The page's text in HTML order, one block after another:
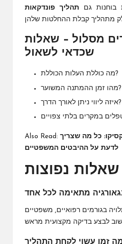
בוחנות גם תהליך פונדקאות
מסלול – שאלות
שכדאי לשאול
מה כוללת העלות הכוללת?
מהו זמן ההמתנה המשוער?
איזה ליווי ניתן לאורך הדרך?
Also Read: כל מה שצריך
לדעת על ההיבטים המשפטיים
שאלות נפוצות
בגורמים רפואיים, משפטיים